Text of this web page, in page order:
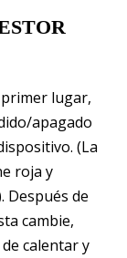
lugar,
apagado
(La
roja y
Después de
cambie,
calentar y